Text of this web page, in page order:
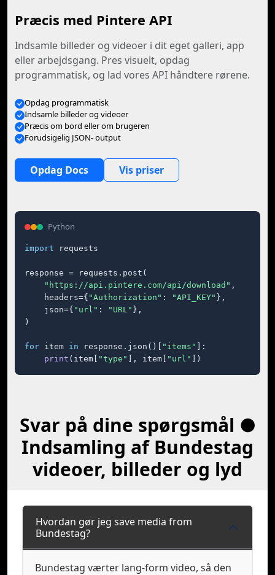
Præcis med Pintere API
Indsamle billeder og videoer i dit eget galleri, app
eller arbejdsgang. Pres visuelt, opdag
programmatisk, og lad vores API håndtere rørene.
Opdag programmatisk
Indsamle billeder og videoer
Præcis om bord eller om brugeren
Forudsigelig JSON- output
Opdag Docs Vis priser
Python
import requests
response = requests.post(
"https://api.pintere.com/api/download" ,
    headers={
"Authorization" : "API_KEY" },
    json={
"url" : "URL" },
)
for item in response.json()[ "items"
]:
print (item[ "type" ], item[ "url" ])
Svar på dine spørgsmål ●
Indsamling af Bundestag
videoer, billeder og lyd
Hvordan gør jeg save media from
Bundestag?
Bundestag værter lang-form video, så den